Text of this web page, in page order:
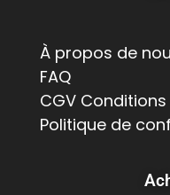
À propos de
FAQ
CGV
Politique de